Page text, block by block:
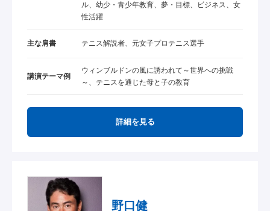
ル、幼少・青少年教育、夢・目標、ビジネス、女
性活躍
主な肩書 テニス解説者、元女子プロテニス選手
講演テーマ例
ウィンブルドンの風に誘われて～世界への挑戦
～、テニスを通じた母と子の教育
詳細を見る
野口健